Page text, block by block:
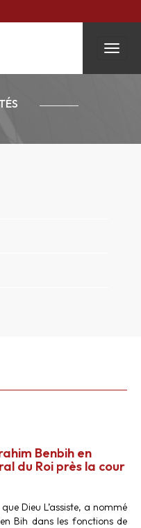
Benbih en
du Roi près la cour
Dieu L’assiste, a nommé
Bih dans les fonctions de